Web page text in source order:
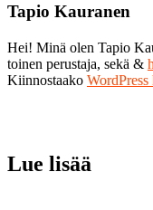
Tapio Kauranen
Hei! Minä olen Tapio
toinen perustaja, sekä &
Kiinnostaako
Lue lisää